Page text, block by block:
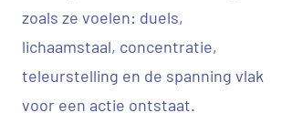
zoals ze voelen: duels,
lichaamstaal, concentratie,
teleurstelling en de spanning vlak
voor een actie ontstaat.